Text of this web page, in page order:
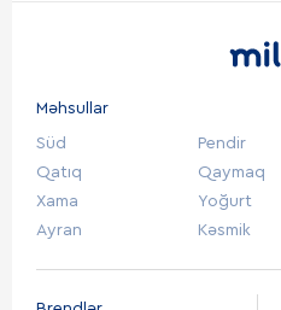
Məhsullar
Süd
Qatıq
Xama
Ayran
Pendir
Qaymaq
Yoğurt
Kəsmik